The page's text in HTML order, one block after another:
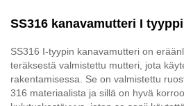
SS316 kanavamutteri I tyyppi
SS316 I-tyypin kanavamutteri on
teräksestä valmistettu mutteri, jota
rakentamisessa. Se on valmistettu
316 materiaalista ja sillä on hyvä